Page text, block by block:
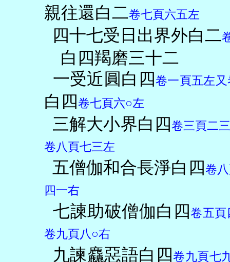
親往還白二卷七頁六五左
四十七受日出界外白二
白四羯磨三十二
一受近圓白四 卷一頁五左
白四 卷七頁六○左
三解大小界白四 卷三頁二
卷八頁七三左
五僧伽和合長淨白四 卷
四一右
七諫助破僧伽白四 卷五頁
卷九頁八○右
九諫麤惡語白四 卷九頁七